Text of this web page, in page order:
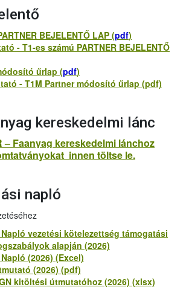
BEJELENTŐ LAP (pdf)
- T1-es számú PARTNER BEJELENTŐ
űrlap (pdf)
- T1M Partner módosító űrlap (pdf)
kereskedelmi lánc
– Faanyag kereskedelmi lánchoz
innen töltse le.
napló
vezetési kötelezettség támogatási
alapján (2026)
(2026) (Excel)
(2026) (pdf)
kitöltési útmutatóhoz (2026) (xlsx)